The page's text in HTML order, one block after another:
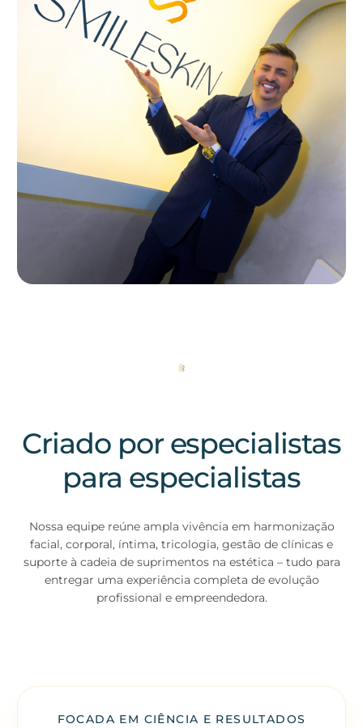
Criado por especialistas
para especialistas
Nossa equipe reúne ampla vivência em harmonização
facial, corporal, íntima, tricologia, gestão de clínicas e
suporte à cadeia de suprimentos na estética – tudo para
entregar uma experiência completa de evolução
profissional e empreendedora.
FOCADA EM CIÊNCIA E RESULTADOS